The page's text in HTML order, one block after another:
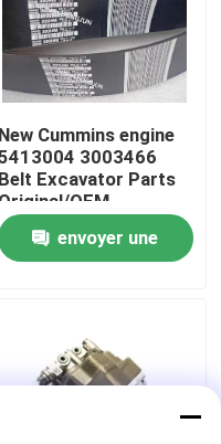
New Cummins engine
3003466
Belt Excavator Parts
Original/OEM
envoyer une